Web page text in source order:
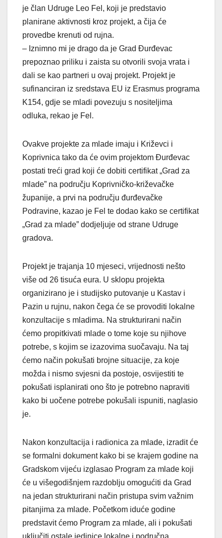
je član Udruge Leo Fel, koji je predstavio
planirane aktivnosti kroz projekt, a čija će
provedbe krenuti od rujna.
– Iznimno mi je drago da je Grad Đurđevac
prepoznao priliku i zaista su otvorili svoja vrata i
dali se kao partneri u ovaj projekt. Projekt je
sufinanciran iz sredstava EU iz Erasmus programa
K154, gdje se mladi povezuju s nositeljima
odluka, rekao je Fel.
Ovakve projekte za mlade imaju i Križevci i
Koprivnica tako da će ovim projektom Đurđevac
postati treći grad koji će dobiti certifikat „Grad za
mlade” na području Koprivničko-križevačke
županije, a prvi na području đurđevačke
Podravine, kazao je Fel te dodao kako se certifikat
„Grad za mlade” dodjeljuje od strane Udruge
gradova.
Projekt je trajanja 10 mjeseci, vrijednosti nešto
više od 26 tisuća eura. U sklopu projekta
organizirano je i studijsko putovanje u Kastav i
Pazin u rujnu, nakon čega će se provoditi lokalne
konzultacije s mladima. Na strukturirani način
ćemo propitkivati mlade o tome koje su njihove
potrebe, s kojim se izazovima suočavaju. Na taj
ćemo način pokušati brojne situacije, za koje
možda i nismo svjesni da postoje, osvijestiti te
pokušati isplanirati ono što je potrebno napraviti
kako bi uočene potrebe pokušali ispuniti, naglasio
je.
Nakon konzultacija i radionica za mlade, izradit će
se formalni dokument kako bi se krajem godine na
Gradskom vijeću izglasao Program za mlade koji
će u višegodišnjem razdoblju omogućiti da Grad
na jedan strukturirani način pristupa svim važnim
pitanjima za mlade. Početkom iduće godine
predstavit ćemo Program za mlade, ali i pokušati
uključiti ostale jedinice lokalne i područna